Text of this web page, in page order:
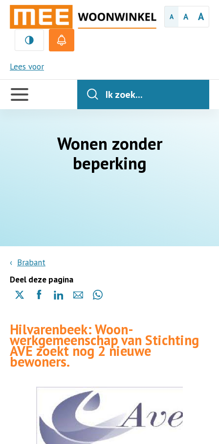
A A A
Lees voor
MEE
Handige
links
Ik zoek...
Wonen zonder
beperking
Brabant
Deel deze pagina
Delen
(opent
in
een
nieuwe
pagina)
Delen
(opent
in
een
nieuwe
pagina)
Delen
(opent
in
een
nieuwe
pagina)
Delen
mail
Delen
(opent
in
een
Hilvarenbeek: Woon-
werkgemeenschap van Stichting
AVE zoekt nog 2 nieuwe
bewoners.